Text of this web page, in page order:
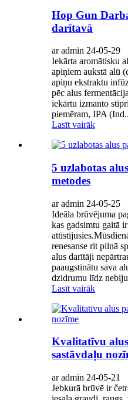
Hop Gun
darītavā
ar admin 24-05-29
Iekārta aromātisku
apiņiem aukstā alū
apiņu ekstraktu
pēc alus
iekārtu izmanto
piemēram, IPA
Lasīt vairāk
5 uzlabotas
metodes
ar admin 24-05-25
Ideāla brūvējuma
kas gadsimtu gaitā
renesanse rit pilnā
alus darītāji
paaugstinātu sava
dzidrumu līdz
Lasīt vairāk
Kvalitatīvu
sastāvdaļu
ar admin 24-05-21
Jebkurā brūvē ir